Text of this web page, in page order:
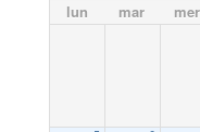
lun mar mer